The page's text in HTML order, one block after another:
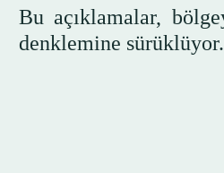
Bu açıklamalar,
denklemine sürüklüyor.